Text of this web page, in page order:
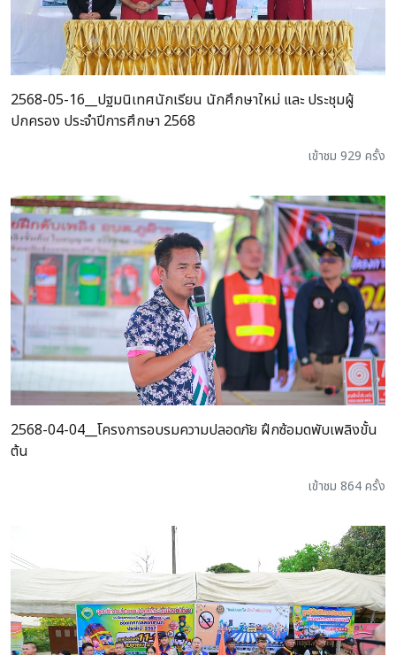
2568-05-16__ปฐมนิเทศนักเรียน นักศึกษาใหม่ และ ประชุมผู้
ปกครอง ประจำปีการศึกษา 2568
เข้าชม 929 ครั้ง
2568-04-04__โครงการอบรมความปลอดภัย ฝึกซ้อมดพับเพลิงขั้น
ต้น
เข้าชม 864 ครั้ง